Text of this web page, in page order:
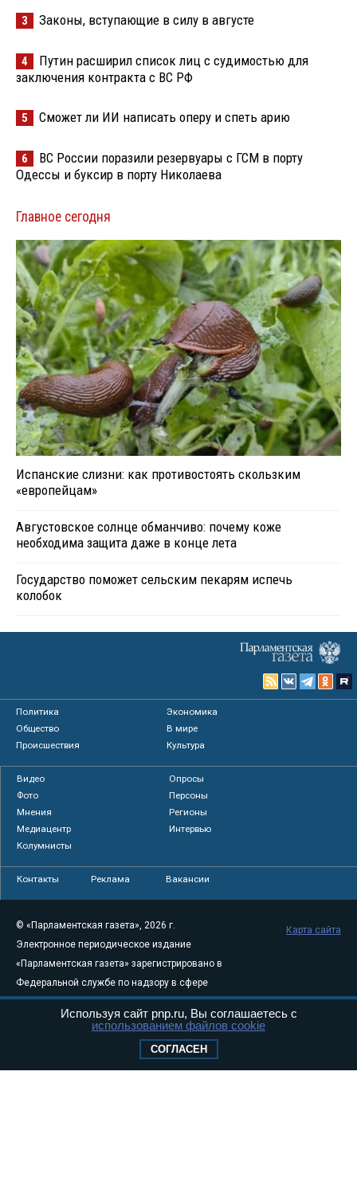
3 Законы, вступающие в силу в августе
4
Путин расширил список лиц с судимостью для
заключения контракта с ВС РФ
5 Сможет ли ИИ написать оперу и спеть арию
6
ВС России поразили резервуары с ГСМ в порту
Одессы и буксир в порту Николаева
Главное сегодня
Испанские слизни: как противостоять скользким
«европейцам»
Августовское солнце обманчиво: почему коже
необходима защита даже в конце лета
Государство поможет сельским пекарям испечь
колобок
Политика
Экономика
Общество
В мире
Происшествия
Культура
Видео
Опросы
Фото
Персоны
Мнения
Регионы
Медиацентр
Интервью
Колумнисты
Контакты Реклама Вакансии
© «Парламентская газета», 2026 г.
Электронное периодическое издание
«Парламентская газета» зарегистрировано в
Федеральной службе по надзору в сфере
связи, информационных технологий и
массовых коммуникаций (Роскомнадзор) 05
Свидетельство о регистрации Эл № ФС77-
Карта сайта
Используя сайт pnp.ru, Вы соглашаетесь с
использованием файлов cookie
СОГЛАСЕН